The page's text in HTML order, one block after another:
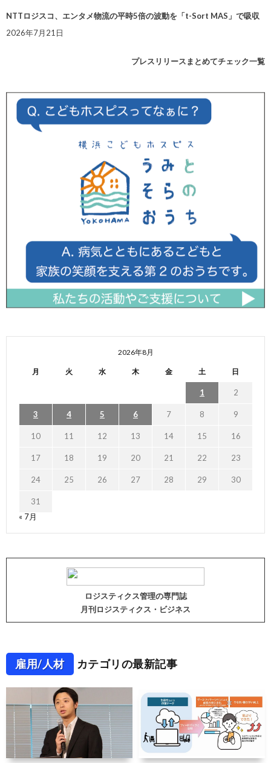
NTTロジスコ、エンタメ物流の平時5倍の波動を「t-Sort MAS」で吸収
2026年7月21日
プレスリリースまとめてチェック一覧
2026年8月
月 火 水 木 金 土 日
1 2
3 4 5 6 7 8 9
10 11 12 13 14 15 16
17 18 19 20 21 22 23
24 25 26 27 28 29 30
31
« 7月
ロジスティクス管理の専門誌
月刊ロジスティクス・ビジネス
雇用/人材 カテゴリの最新記事